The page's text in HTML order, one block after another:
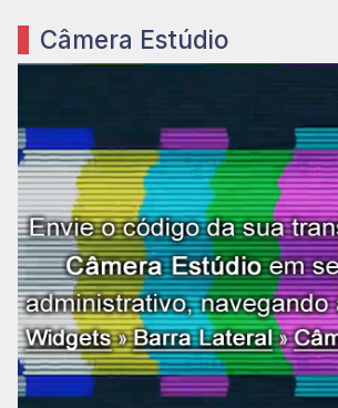
Câmera Estúdio